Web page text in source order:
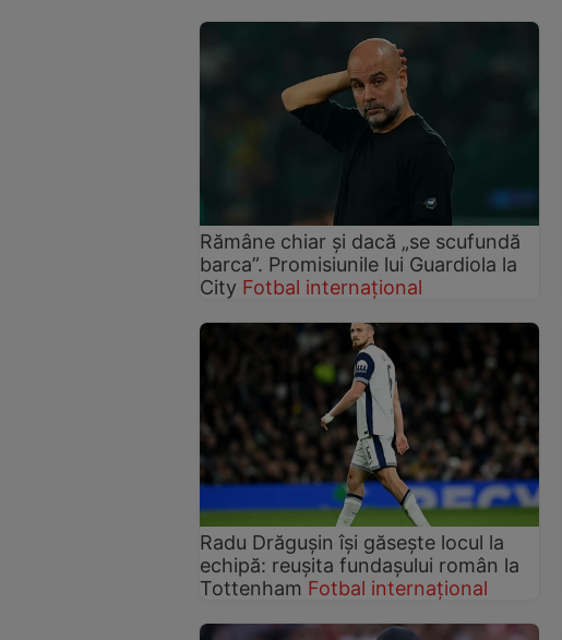
Rămâne chiar și dacă „se scufundă
barca”. Promisiunile lui Guardiola la
City Fotbal internațional
Radu Drăgușin își găsește locul la
echipă: reușita fundașului român la
Tottenham Fotbal internațional